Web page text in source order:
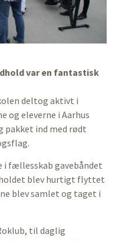
var en fantastisk
deltog aktivt i
og eleverne i Aarhus
pakket ind med rødt
i fællesskab gavebåndet
blev hurtigt flyttet
blev samlet og taget i
til daglig